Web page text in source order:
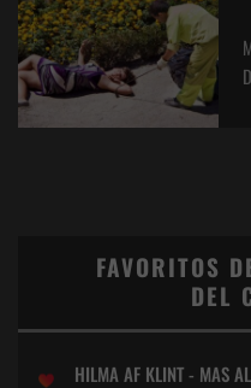
FAVORITOS
DEL
HILMA AF KLINT - MAS